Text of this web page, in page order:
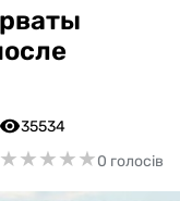
35534
★★★★★
★★★★★0 голосів